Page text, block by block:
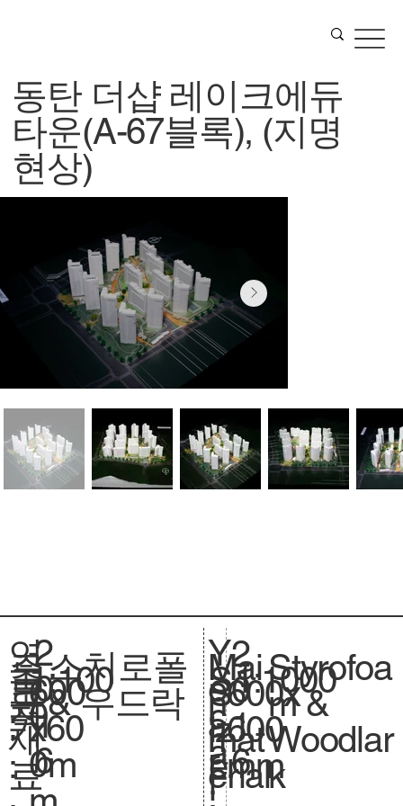
동탄 더샵 레이크에듀
타운(A-67블록), (지명
현상)
연
도
:
2
0
1
6
주
요
재
료
축
척
.
스치로폴
& 우드락
1:100
0
크
기
.
600
x60
0m
Y
e
a
r
:
Mai
n
mat
erial
S
c
a
l
S
iz
e.
2
0
1
6
1:1000
600x
600
mm
Styrofoa
m &
Woodlar
k